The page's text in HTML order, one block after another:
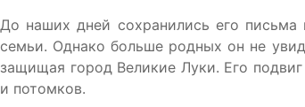
До наших дней сохранились его
семьи. Однако больше родных он не
защищая город Великие Луки. Его
и потомков.